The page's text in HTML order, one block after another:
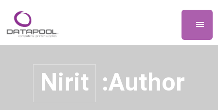
Author:
Nirit